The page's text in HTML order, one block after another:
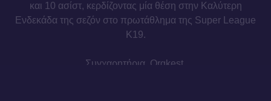
και 10 ασίστ, κερδίζοντας μία θέση στην Καλύτερη
Ενδεκάδα της σεζόν στο πρωτάθλημα της Super League
Κ19.
Συγχαρητήρια, Orgkest.